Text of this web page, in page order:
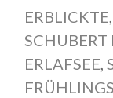
ERBLICKTE,
SCHUBERT
ERLAFSEE,